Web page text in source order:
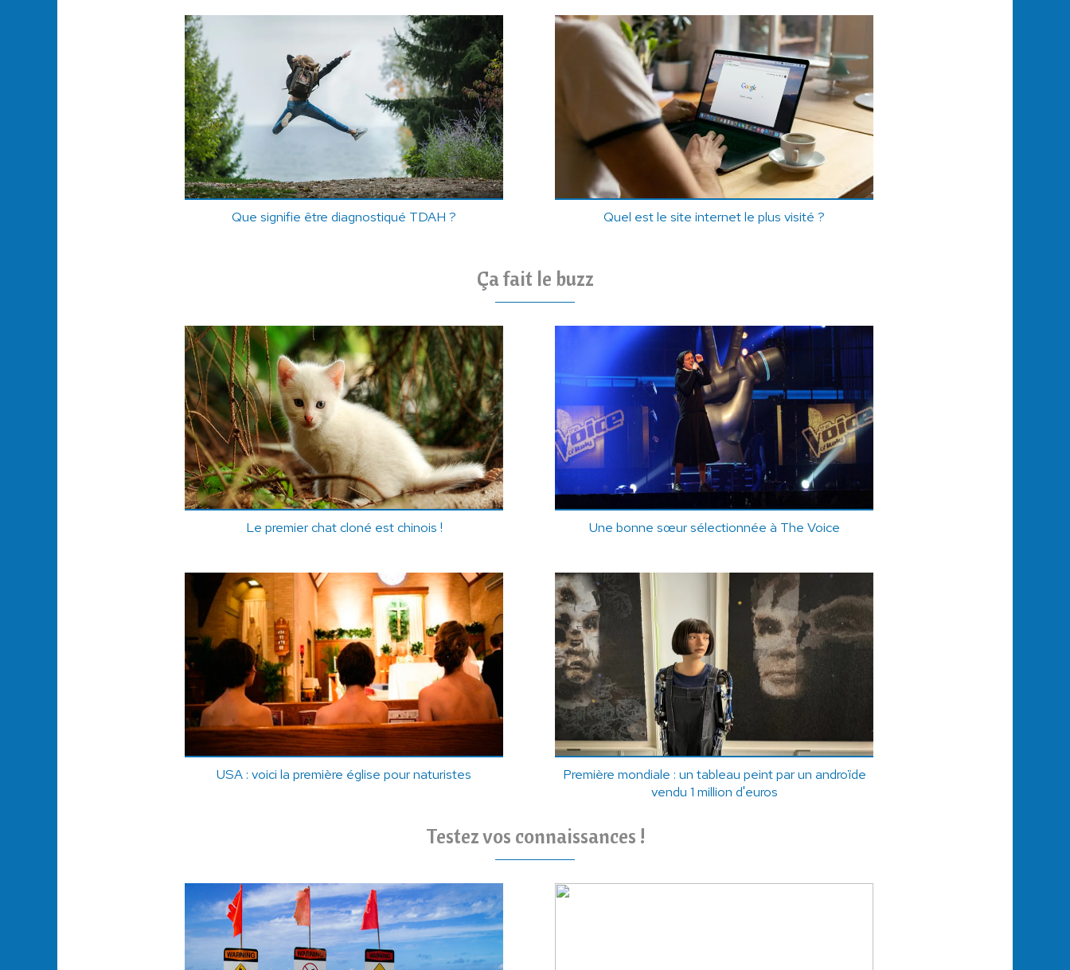
Que signifie être diagnostiqué TDAH ? Quel est le site internet le plus visité ?
Ça fait le buzz
Le premier chat cloné est chinois ! Une bonne sœur sélectionnée à The Voice
USA : voici la première église pour naturistes
Première mondiale : un tableau peint par un androïde
vendu 1 million d'euros
Testez vos connaissances !